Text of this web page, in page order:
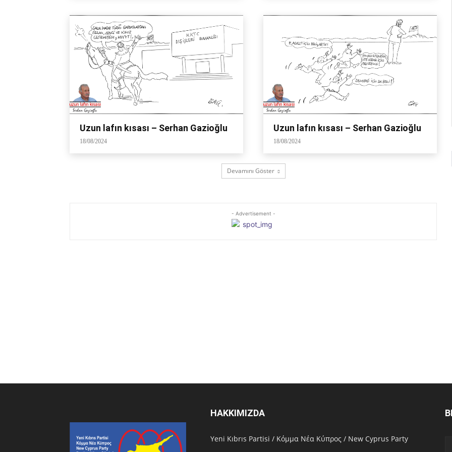
Uzun lafın kısası – Serhan Gazioğlu
18/08/2024
Uzun lafın kısası – Serhan Gazioğlu
18/08/2024
Devamını Göster
- Advertisement -
HAKKIMIZDA
Υeni Kıbrıs Partisi / Κόμμα Νέα Κύπρος / New Cyprus Party